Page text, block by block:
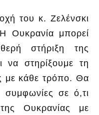
του κ. Ζελένσκι
Ουκρανία μπορεί
στήριξη της
να στηρίξουμε τη
με κάθε τρόπο. Θα
συμφωνίες σε ό,τι
Ουκρανίας με